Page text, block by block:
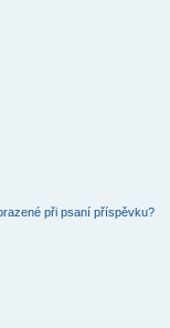
při psaní příspěvku?